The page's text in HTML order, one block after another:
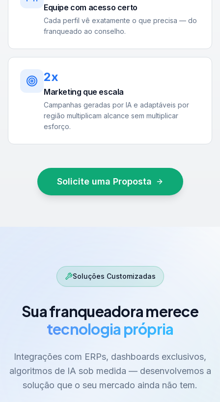
Equipe com acesso certo
Cada perfil vê exatamente o que precisa — do
franqueado ao conselho.
2x
Marketing que escala
Campanhas geradas por IA e adaptáveis por
região multiplicam alcance sem multiplicar
esforço.
Solicite uma Proposta
Soluções Customizadas
Sua franqueadora merece
tecnologia própria
Integrações com ERPs, dashboards exclusivos,
algoritmos de IA sob medida — desenvolvemos a
solução que o seu mercado ainda não tem.